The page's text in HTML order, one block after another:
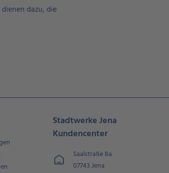
dazu, die
Stadtwerke Jena
Kundencenter
Saalstraße 8a
07743 Jena